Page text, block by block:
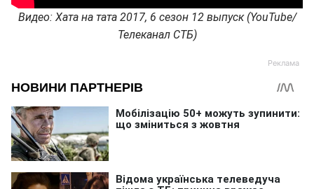
Видео: Хата на тата 2017, 6 сезон 12 выпуск (YouTube/
Телеканал СТБ)